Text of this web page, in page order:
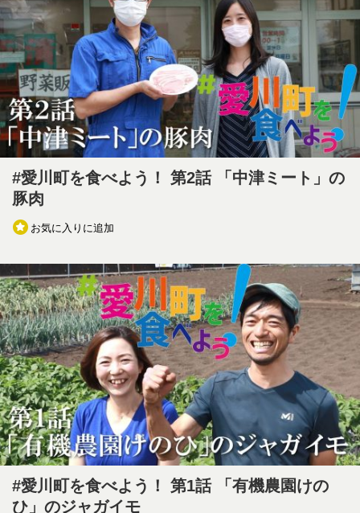
#愛川町を食べよう！ 第2話 「中津ミート」の
豚肉
お気に入りに追加
#愛川町を食べよう！ 第1話 「有機農園けの
ひ」のジャガイモ